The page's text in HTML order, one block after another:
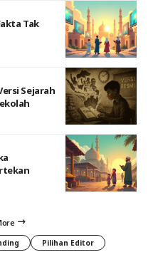
Tak
Sejarah
Pilihan Editor